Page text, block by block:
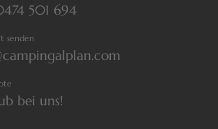
501 694
senden
bei uns!